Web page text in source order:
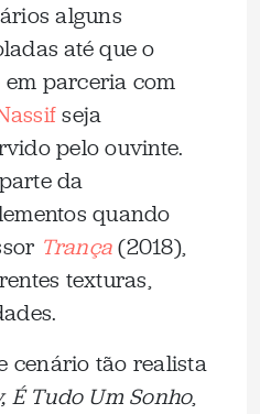
alguns
até que o
parceria com
seja
pelo ouvinte.
da
quando
Trança(2018),
texturas,
cenário tão realista
É Tudo Um Sonho,